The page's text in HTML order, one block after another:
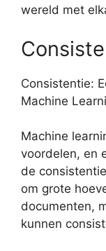
wereld met
Consistentie:
Machine
Machine
voordelen, en
de
om grote
documenten,
kunnen